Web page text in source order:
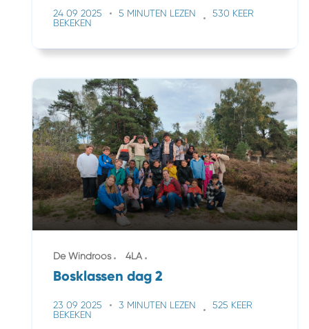
24 09 2025 5 MINUTEN LEZEN
530 KEER
BEKEKEN
De Windroos 4LA
Bosklassen dag 2
23 09 2025 3 MINUTEN LEZEN
525 KEER
BEKEKEN